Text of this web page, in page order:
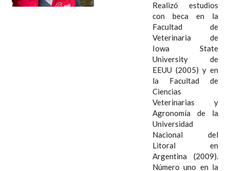
Realizó estudios
con beca en la
Facultad de
Veterinaria de
Iowa State
University de
EEUU (2005) y en
la Facultad de
Ciencias
Veterinarias y
Agronomía de la
Universidad
Nacional del
Litoral en
Argentina (2009).
Número uno en la